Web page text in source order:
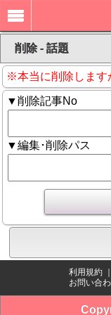
削除 - 話題
※本当に削除します
▼削除記事No
▼編集･削除パス
利用規約
お問い合